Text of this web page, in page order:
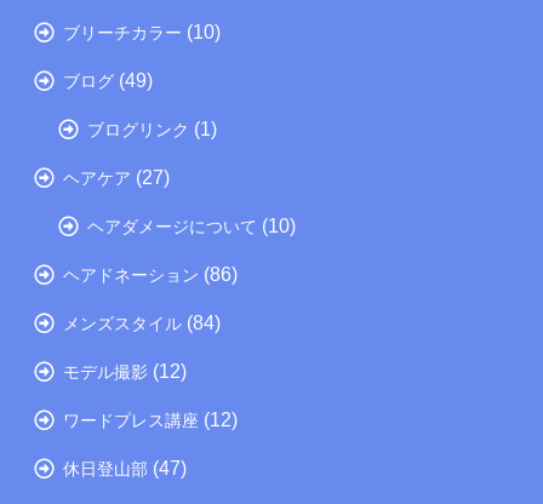
ブリーチカラー (10)
ブログ (49)
ブログリンク (1)
ヘアケア (27)
ヘアダメージについて (10)
ヘアドネーション (86)
メンズスタイル (84)
モデル撮影 (12)
ワードプレス講座 (12)
休日登山部 (47)